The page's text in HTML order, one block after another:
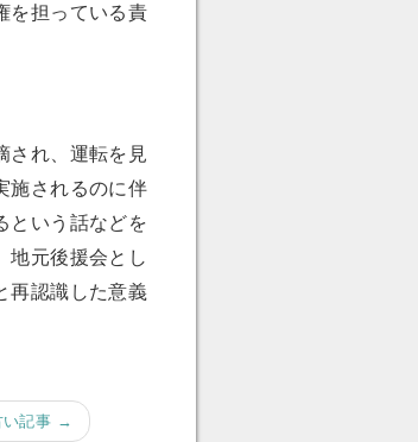
を担っている責
され、運転を見
施されるのに伴
という話などを
地元後援会とし
再認識した意義
い記事 →